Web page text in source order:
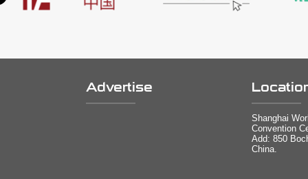
Advertise
Shanghai
Convention
Add: 850
China.